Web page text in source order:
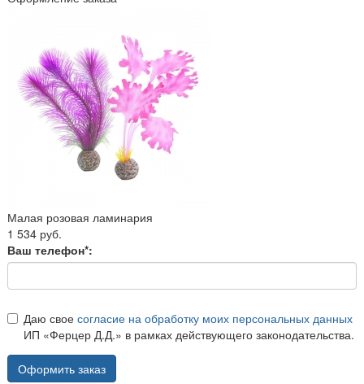
Малая розовая ламинария
1 534 руб.
Ваш телефон*:
Даю свое согласие на обработку моих персональных данных
ИП «Ферцер Д.Д.» в рамках действующего законодательства.
Оформить заказ